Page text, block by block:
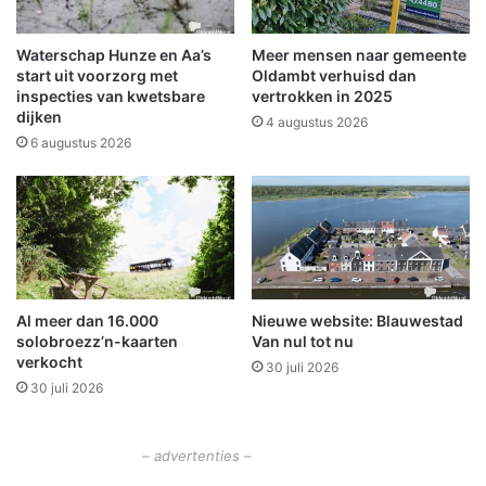
B
l
a
u
w
e
t
a
d
n
W
i
n
s
c
o
t
e
n
e
e
n
f
a
s
Waterschap Hunze en Aa’s
start uit voorzorg met
inspecties van kwetsbare
dijken
6 augustus 2026
Meer mensen naar gemeente
Oldambt verhuisd dan
vertrokken in 2025
4 augustus 2026
Al meer dan 16.000
solobroezz’n-kaarten
verkocht
30 juli 2026
Nieuwe website: Blauwestad
Van nul tot nu
30 juli 2026
– advertenties –